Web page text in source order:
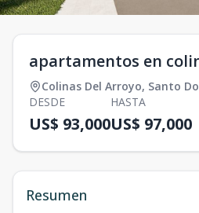
apartamentos en
Colinas Del Arroyo, Santo
DESDE
US$ 93,000
HASTA
US$ 97,000
Resumen